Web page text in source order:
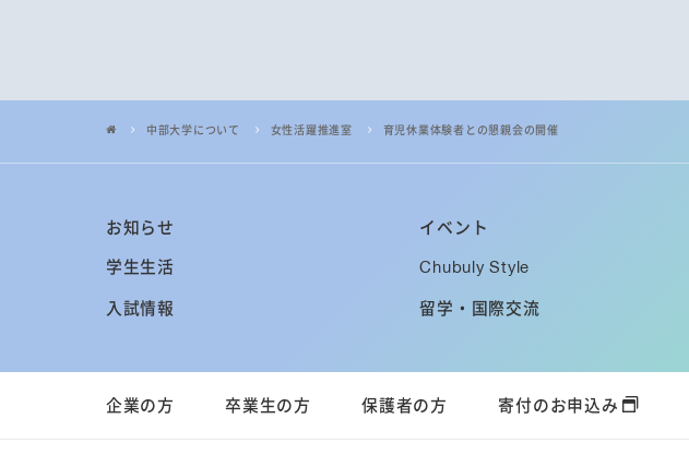
中部大学について 女性活躍推進室 育児休業体験者との懇親会の開催
お知らせ イベント
学生生活 Chubuly Style
入試情報 留学・国際交流
企業の方 卒業生の方 保護者の方 寄付のお申込み